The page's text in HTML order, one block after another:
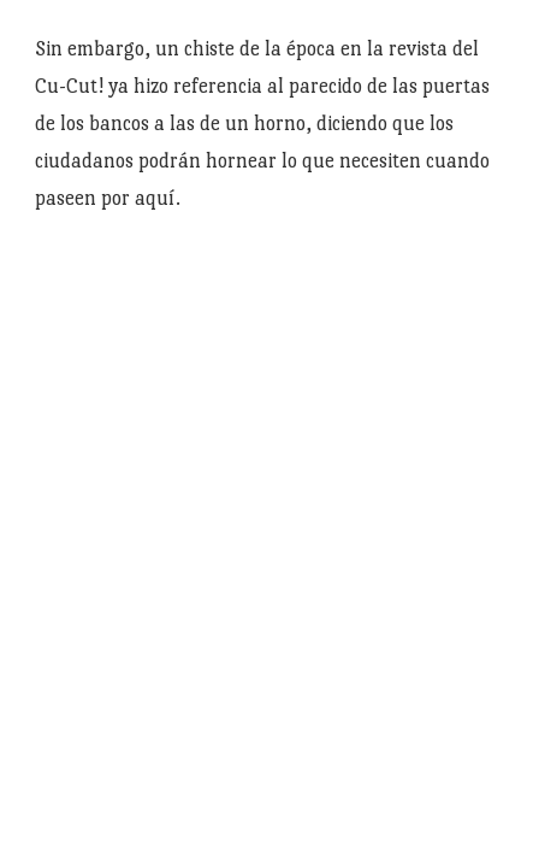
Sin embargo, un chiste de la época en la revista del
Cu-Cut! ya hizo referencia al parecido de las puertas
de los bancos a las de un horno, diciendo que los
ciudadanos podrán hornear lo que necesiten cuando
paseen por aquí.